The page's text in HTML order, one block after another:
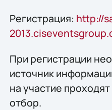
Регистрация: http://
При регистрации
источник
на участие
отбор.